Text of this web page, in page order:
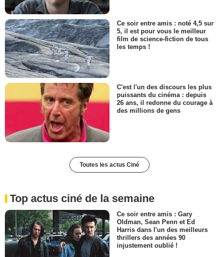
Ce soir entre amis : noté 4,5 sur
5, il est pour vous le meilleur
film de science-fiction de tous
les temps !
C'est l'un des discours les plus
puissants du cinéma : depuis
26 ans, il redonne du courage à
des millions de gens
Toutes les actus Ciné
Top actus ciné de la semaine
Ce soir entre amis : Gary
Oldman, Sean Penn et Ed
Harris dans l'un des meilleurs
thrillers des années 90
injustement oublié !